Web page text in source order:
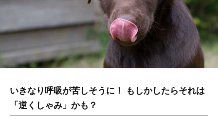
いきなり呼吸が苦しそうに！ もしかしたらそれは
「逆くしゃみ」かも？